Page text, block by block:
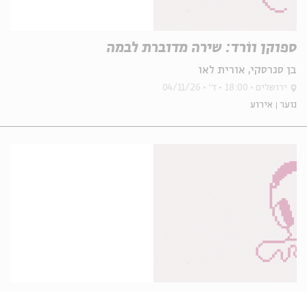
ספוקן ווֹרד: שירה מדוברת לבמה
בן סגרסקי, אורית לאו
נוער אירוע
ירושלים 18:00 ד' 04/11/26